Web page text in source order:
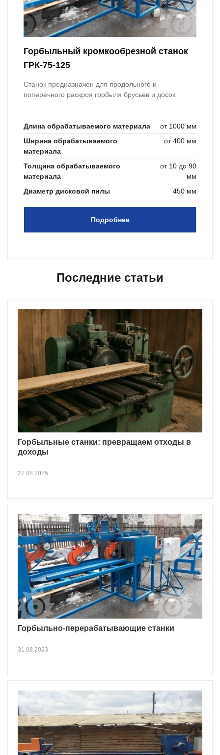
Горбыльный кромкообрезной станок
ГРК-75-125
Станок предназначен для продольного и
поперечного раскроя горбыля брусьев и досок
Длина обрабатываемого материала
от 1000 мм
Ширина обрабатываемого
материала
от 400 мм
Толщина обрабатываемого
материала
от 10 до 90
мм
Диаметр дисковой пилы
450 мм
Подробнее
Последние статьи
Горбыльные станки: превращаем отходы в
доходы
27.08.2025
Горбыльно-перерабатывающие станки
31.08.2023